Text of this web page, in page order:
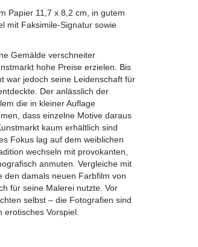
Papier 11,7 x 8,2 cm, in gutem
mit Faksimile-Signatur sowie
Gemälde verschneiter
hohe Preise erzielen. Bis
war jedoch seine Leidenschaft für
Der anlässlich der
die in kleiner Auflage
dass einzelne Motive daraus
kaum erhältlich sind
Fokus lag auf dem weiblichen
wechseln mit provokanten,
anmuten. Vergleiche mit
den damals neuen Farbfilm von
für seine Malerei nutzte. Vor
selbst – die Fotografien sind
Vorspiel.